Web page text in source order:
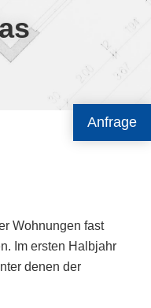
Anfrage
Wohnungen fast
Im ersten Halbjahr
denen der